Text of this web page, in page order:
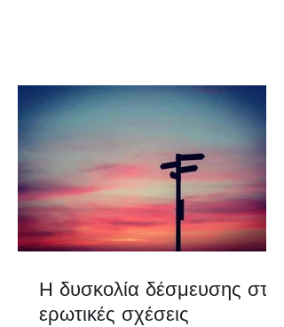
Η δυσκολία δέσμευσης στις
ερωτικές σχέσεις